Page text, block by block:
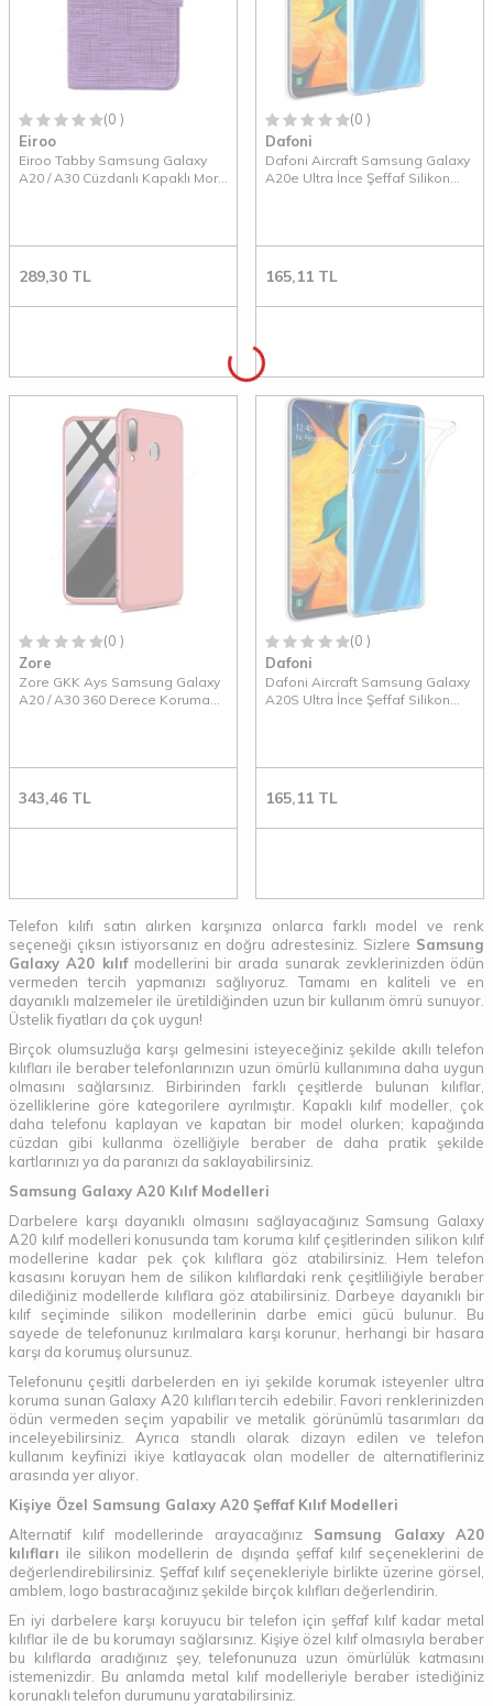
(0 )
Eiroo
Eiroo Tabby Samsung Galaxy
A20 / A30 Cüzdanlı Kapaklı Mor
289,30 TL
(0 )
Dafoni
Dafoni Aircraft Samsung Galaxy
A20e Ultra İnce Şeffaf Silikon
165,11 TL
(0 )
Zore
Zore GKK Ays Samsung Galaxy
A20 / A30 360 Derece Koruma
343,46 TL
(0 )
Dafoni
Dafoni Aircraft Samsung Galaxy
A20S Ultra İnce Şeffaf Silikon
165,11 TL
Telefon kılıfı satın alırken karşınıza onlarca farklı model ve renk
seçeneği çıksın istiyorsanız en doğru adrestesiniz. Sizlere Samsung
Galaxy A20 kılıf modellerini bir arada sunarak zevklerinizden ödün
vermeden tercih yapmanızı sağlıyoruz. Tamamı en kaliteli ve en
dayanıklı malzemeler ile üretildiğinden uzun bir kullanım ömrü sunuyor.
Üstelik fiyatları da çok uygun!
Birçok olumsuzluğa karşı gelmesini isteyeceğiniz şekilde akıllı telefon
kılıfları ile beraber telefonlarınızın uzun ömürlü kullanımına daha uygun
olmasını sağlarsınız. Birbirinden farklı çeşitlerde bulunan kılıflar,
özelliklerine göre kategorilere ayrılmıştır. Kapaklı kılıf modeller, çok
daha telefonu kaplayan ve kapatan bir model olurken; kapağında
cüzdan gibi kullanma özelliğiyle beraber de daha pratik şekilde
kartlarınızı ya da paranızı da saklayabilirsiniz.
Samsung Galaxy A20 Kılıf Modelleri
Darbelere karşı dayanıklı olmasını sağlayacağınız Samsung Galaxy
A20 kılıf modelleri konusunda tam koruma kılıf çeşitlerinden silikon kılıf
modellerine kadar pek çok kılıflara göz atabilirsiniz. Hem telefon
kasasını koruyan hem de silikon kılıflardaki renk çeşitliliğiyle beraber
dilediğiniz modellerde kılıflara göz atabilirsiniz. Darbeye dayanıklı bir
kılıf seçiminde silikon modellerinin darbe emici gücü bulunur. Bu
sayede de telefonunuz kırılmalara karşı korunur, herhangi bir hasara
karşı da korumuş olursunuz.
Telefonunu çeşitli darbelerden en iyi şekilde korumak isteyenler ultra
koruma sunan Galaxy A20 kılıfları tercih edebilir. Favori renklerinizden
ödün vermeden seçim yapabilir ve metalik görünümlü tasarımları da
inceleyebilirsiniz. Ayrıca standlı olarak dizayn edilen ve telefon
kullanım keyfinizi ikiye katlayacak olan modeller de alternatifleriniz
arasında yer alıyor.
Kişiye Özel Samsung Galaxy A20 Şeffaf Kılıf Modelleri
Alternatif kılıf modellerinde arayacağınızSamsung Galaxy A20
kılıfları ile silikon modellerin de dışında şeffaf kılıf seçeneklerini de
değerlendirebilirsiniz. Şeffaf kılıf seçenekleriyle birlikte üzerine görsel,
amblem, logo bastıracağınız şekilde birçok kılıfları değerlendirin.
En iyi darbelere karşı koruyucu bir telefon için şeffaf kılıf kadar metal
kılıflar ile de bu korumayı sağlarsınız. Kişiye özel kılıf olmasıyla beraber
bu kılıflarda aradığınız şey, telefonunuza uzun ömürlülük katmasını
istemenizdir. Bu anlamda metal kılıf modelleriyle beraber istediğiniz
korunaklı telefon durumunu yaratabilirsiniz.